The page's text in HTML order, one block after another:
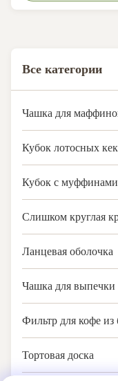
LFGB, QS. Oil-resist, Non-
Все категории
Чашка для
Кубок лотосных
Кубок с муффинами
Слишком круглая
Ланцевая оболочка
Чашка для выпечки
Фильтр для кофе из
Тортовая доска